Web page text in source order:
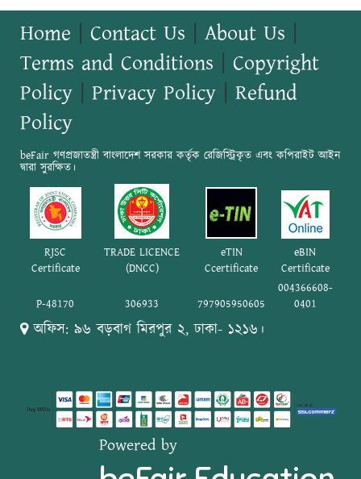
Home Contact Us About Us
Terms and Conditions
Copyright
Policy
Privacy Policy
Refund
Policy
beFair গণপ্রজাতন্ত্রী বাংলাদেশ সরকার কর্তৃক রেজিস্ট্রিকৃত এবং কপিরাইট আইন
দ্বারা সুরক্ষিত।
RJSC
Certificate
TRADE LICENCE
(DNCC)
eTIN
Ccertificate
eBIN
Certificate
P-48170 306933 797905950605
004366608-
0401
অফিস: ৯৬ বড়বাগ মিরপুর ২, ঢাকা- ১২১৬।
Powered by